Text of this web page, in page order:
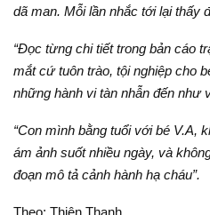
dã man. Mỗi lần nhắc tới lại thấy
“Đọc từng chi tiết trong bản cáo
mắt cứ tuôn trào, tội nghiệp cho
những hành vi tàn nhẫn đến như
“Con mình bằng tuổi với bé V.A,
ám ảnh suốt nhiều ngày, và
đoạn mô tả cảnh hành hạ cháu”.